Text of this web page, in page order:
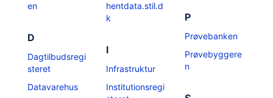
en
D
Dagtilbudsregi
steret
Datavarehus
hentdata.stil.d
k
I
Infrastruktur
Institutionsregi
P
Prøvebanken
Prøvebyggere
n